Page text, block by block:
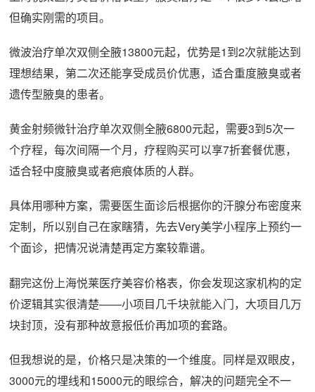
但确实刚需的项目。
微波治疗单次双侧全腋13800元起，优势是1到2次就能达到
理想结果，第二次还能享受成员价优惠，适合重度腋臭或者
遗传型腋臭的患者。
黄金射频微针治疗单次双侧全腋6800元起，需要3到5次一
个疗程，每次间隔一个月，疗程购买可以享7折套餐优惠，
适合轻中度腋臭或者疤痕体质的人群。
具体用哪种方案，需要医生面诊后根据你的汗腺分布密度来
定制，所以别自己在家瞎猜，先去Very美学小程序上预约一
个面诊，把情况说清楚再定方案较靠谱。
翻完这份上海悦莱医疗美容价格表，你会发现这家机构的定
价逻辑其实很清楚——小项目几千块就能入门，大项目几万
块封顶，没有那种故意报低价再加项的套路。
但我想说的是，价格只是决策的一个维度。同样是双眼皮，
3000元的埋线和15000元的眼综合，解决的问题完全不一